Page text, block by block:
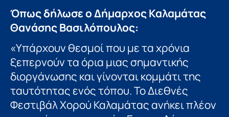
Όπως δήλωσε ο Δήμαρχος Καλαμάτας
Θανάσης Βασιλόπουλος:
«Υπάρχουν θεσμοί που με τα χρόνια
ξεπερνούν τα όρια μιας σημαντικής
διοργάνωσης και γίνονται κομμάτι της
ταυτότητας ενός τόπου. Το Διεθνές
Φεστιβάλ Χορού Καλαμάτας ανήκει πλέον